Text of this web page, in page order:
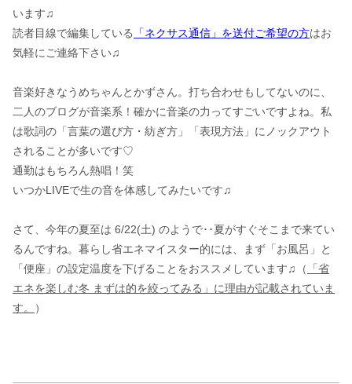
います♫
読者目線で編集している
「ネクサス通信」を送付ご希望の方はお
気軽にご連絡下さい♫
音楽好きなうめちゃんとかずさん。打ち合わせもしてないのに、
二人のブログが音楽系！確かに音楽の力ってすごいですよね。私
は歌詞の「言葉の選び方・紡ぎ方」「表現方法」にノックアウト
されることが多いです♡
通勤はもちろん熱唱！笑
いつかLIVEで生の音を体感してみたいです♫
さて、今年の夏至は 6/22(土) のようで･･夏がすぐそこまで来てい
るんですね。暮らし省エネマイスター的には、まず「お風呂」と
「便座」の設定温度を下げることをおススメしています♫（
「省
エネを楽しむ冬 まずは的を絞ってみる」に理由が記載されていま
す。
）